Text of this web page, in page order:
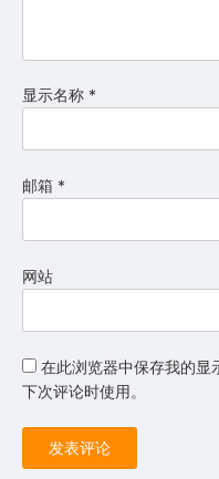
显示名称 *
邮箱 *
网站
在此浏览器中保存我的显
下次评论时使用。